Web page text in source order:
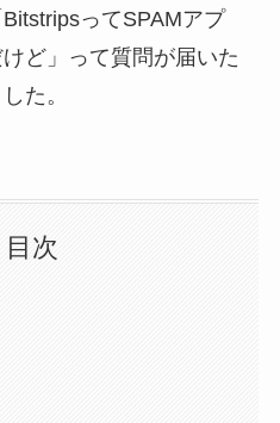
ってSPAMアプ
ど」って質問が届いた
た。
目次